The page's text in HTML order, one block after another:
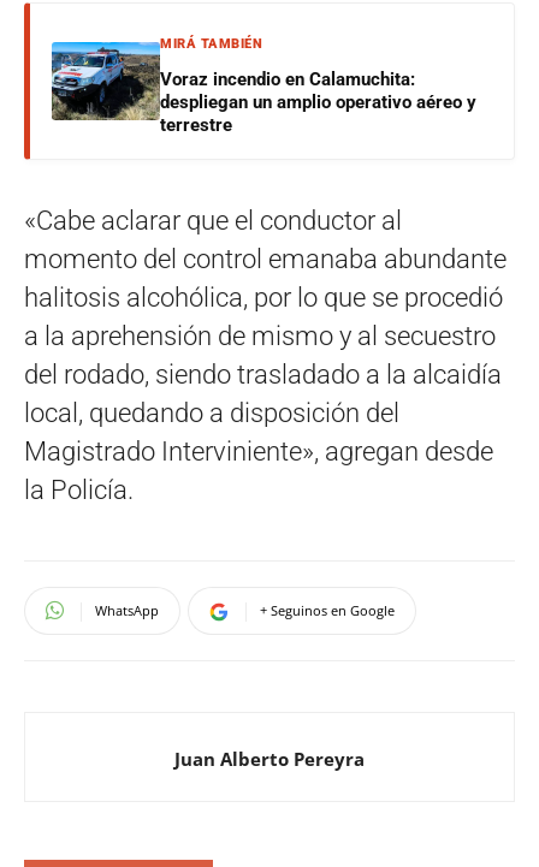
MIRÁ TAMBIÉN
Voraz incendio en Calamuchita:
despliegan un amplio operativo aéreo y
terrestre
«Cabe aclarar que el conductor al
momento del control emanaba abundante
halitosis alcohólica, por lo que se procedió
a la aprehensión de mismo y al secuestro
del rodado, siendo trasladado a la alcaidía
local, quedando a disposición del
Magistrado Interviniente», agregan desde
la Policía.
WhatsApp + Seguinos en Google
Juan Alberto Pereyra